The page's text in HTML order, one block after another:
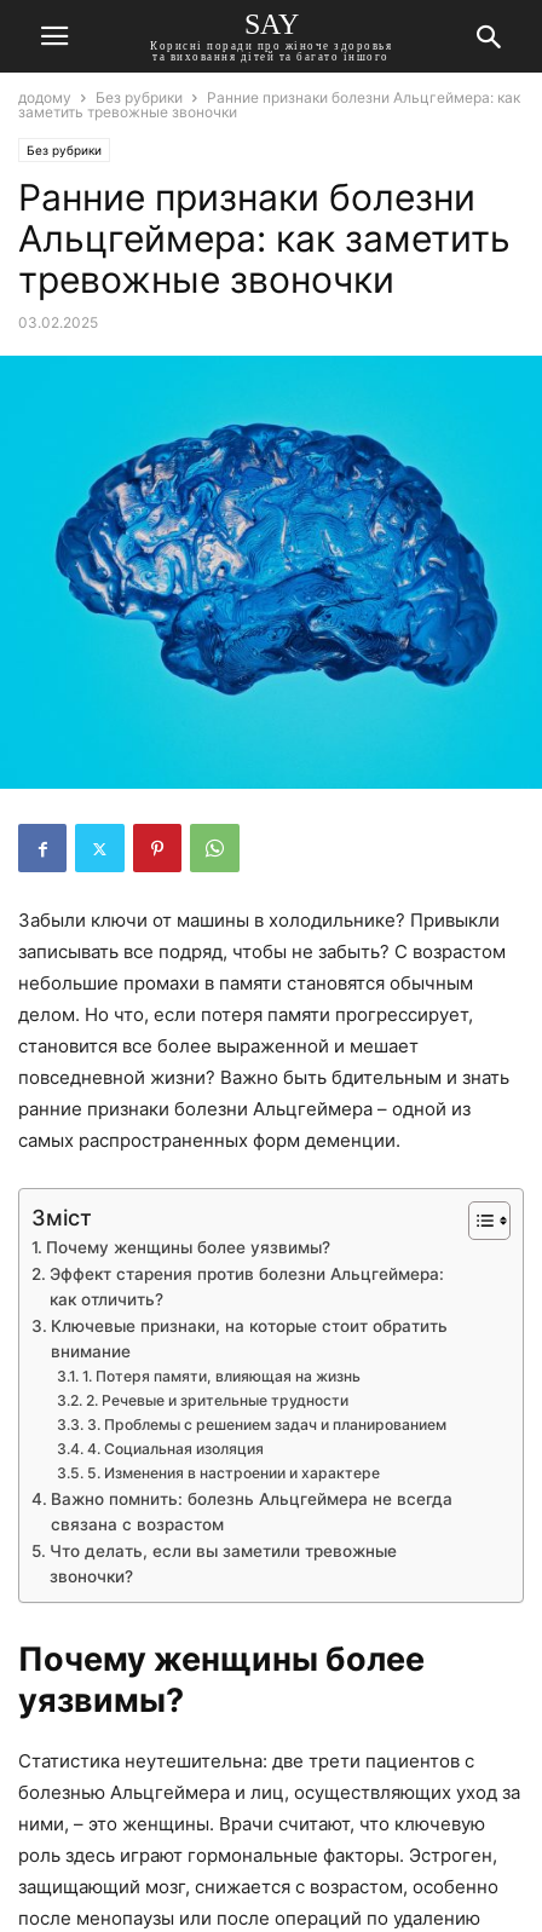
SAY
Корисні поради про жіноче здоровья
та виховання дітей та багато іншого
додому Без рубрики
Ранние признаки болезни Альцгеймера: как
заметить тревожные звоночки
Без рубрики
Ранние признаки болезни
Альцгеймера: как заметить
тревожные звоночки
03.02.2025
Забыли ключи от машины в холодильнике? Привыкли
записывать все подряд, чтобы не забыть? С возрастом
небольшие промахи в памяти становятся обычным
делом. Но что, если потеря памяти прогрессирует,
становится все более выраженной и мешает
повседневной жизни? Важно быть бдительным и знать
ранние признаки болезни Альцгеймера – одной из
самых распространенных форм деменции.
Зміст
Почему женщины более уязвимы?
Эффект старения против болезни Альцгеймера:
как отличить?
Ключевые признаки, на которые стоит обратить
внимание
1. Потеря памяти, влияющая на жизнь
2. Речевые и зрительные трудности
3. Проблемы с решением задач и планированием
4. Социальная изоляция
5. Изменения в настроении и характере
Важно помнить: болезнь Альцгеймера не всегда
связана с возрастом
Что делать, если вы заметили тревожные
звоночки?
Почему женщины более
уязвимы?
Статистика неутешительна: две трети пациентов с
болезнью Альцгеймера и лиц, осуществляющих уход за
ними, – это женщины. Врачи считают, что ключевую
роль здесь играют гормональные факторы. Эстроген,
защищающий мозг, снижается с возрастом, особенно
после менопаузы или после операций по удалению